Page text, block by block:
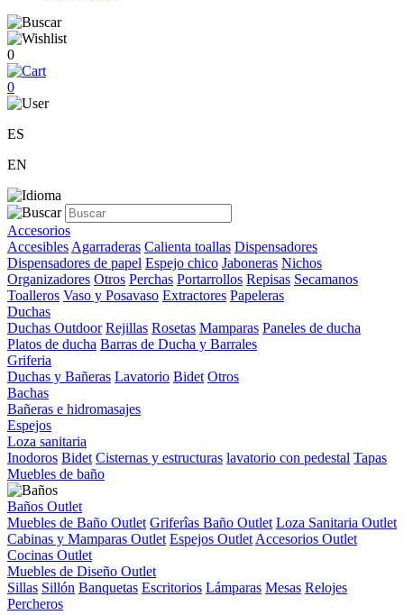
0
0
ES
EN
Accesorios
Accesibles Agarraderas Calienta toallas Dispensadores
Dispensadores de papel Espejo chico Jaboneras Nichos
Organizadores Otros Perchas Portarrollos Repisas Secamanos
Toalleros Vaso y Posavaso Extractores Papeleras
Duchas
Duchas Outdoor Rejillas Rosetas Mamparas Paneles de ducha
Platos de ducha Barras de Ducha y Barrales
Griferia
Duchas y Bañeras Lavatorio Bidet Otros
Bachas
Bañeras e hidromasajes
Espejos
Loza sanitaria
Inodoros Bidet Cisternas y estructuras lavatorio con pedestal Tapas
Muebles de baño
Baños Outlet
Muebles de Baño Outlet Griferîas Baño Outlet Loza Sanitaria Outlet
Cabinas y Mamparas Outlet Espejos Outlet Accesorios Outlet
Cocinas Outlet
Muebles de Diseño Outlet
Sillas Sillón Banquetas Escritorios Lámparas Mesas Relojes
Percheros